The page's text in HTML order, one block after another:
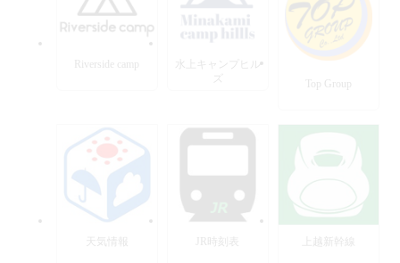
Riverside camp
水上キャンプヒル
Top Group
天気情報 JR時刻表